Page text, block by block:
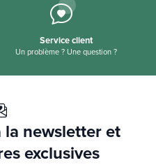
Service client
Un problème ? Une question ?
newsletter et
exclusives